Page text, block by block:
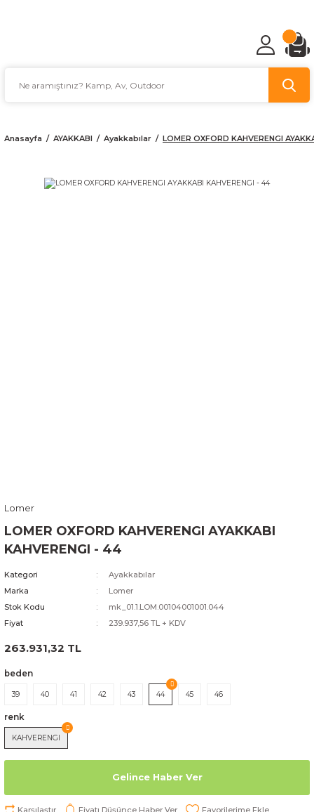
Anasayfa AYAKKABI Ayakkabılar LOMER OXFORD KAHVERENGI
Lomer
LOMER OXFORD KAHVERENGI AYAKKABI
KAHVERENGI - 44
Kategori
Ayakkabılar
Marka
Lomer
Stok Kodu
mk_01.1.LOM.00104001001.044
Fiyat
239.937,56 TL + KDV
263.931,32 TL
beden
39 40 41 42 43 44 45 46
renk
KAHVERENGI
Gelince Haber Ver
Karşılaştır Fiyatı Düşünce Haber Ver